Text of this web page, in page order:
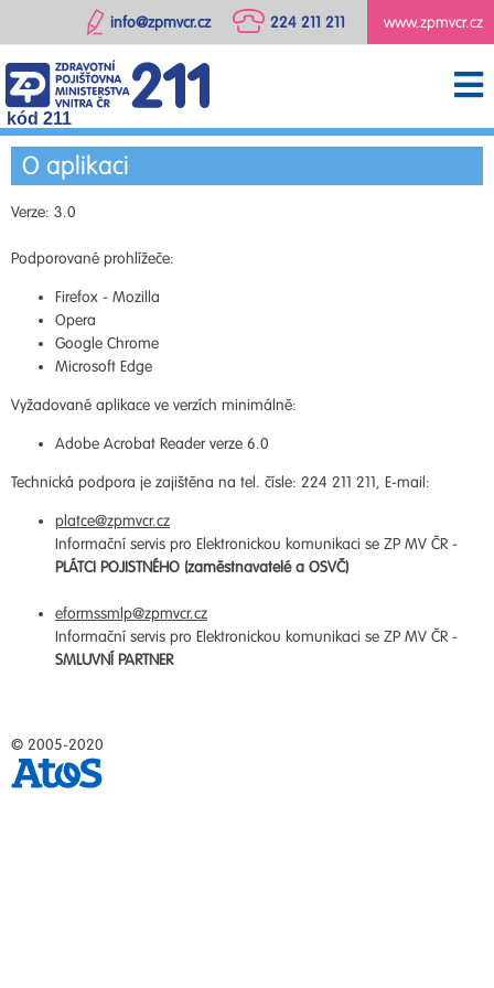
www.zpmvcr.cz
224 211 211
info@zpmvcr.cz
kód 211
O aplikaci
Verze: 3.0
Podporované prohlížeče:
Firefox - Mozilla
Opera
Google Chrome
Microsoft Edge
Vyžadované aplikace ve verzích minimálně:
Adobe Acrobat Reader verze 6.0
Technická podpora je zajištěna na tel. čísle: 224 211 211, E-mail:
platce@zpmvcr.cz
Informační servis pro Elektronickou komunikaci se ZP MV ČR -
PLÁTCI POJISTNÉHO (zaměstnavatelé a OSVČ)
eformssmlp@zpmvcr.cz
Informační servis pro Elektronickou komunikaci se ZP MV ČR -
SMLUVNÍ PARTNER
© 2005-2020